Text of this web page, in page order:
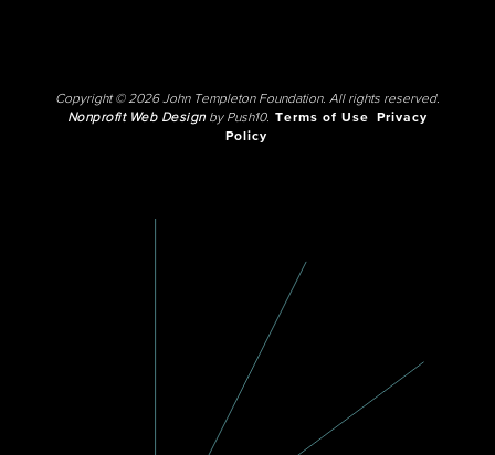
Copyright © 2026 John Templeton Foundation. All rights reserved.
Nonprofit Web Designby Push10. Terms of Use
Privacy
Policy